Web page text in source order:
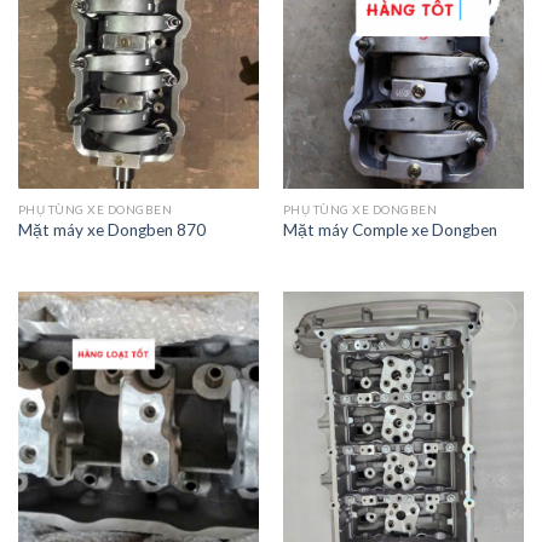
PHỤ TÙNG XE DONGBEN
Mặt máy xe Dongben 870
PHỤ TÙNG XE DONGBEN
Mặt máy Comple xe Dongben
Add to
Wishlist
Add to
Wishlist